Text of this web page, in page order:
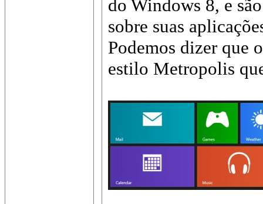
do Windows 8, e
sobre suas
Podemos dizer que
estilo Metropolis